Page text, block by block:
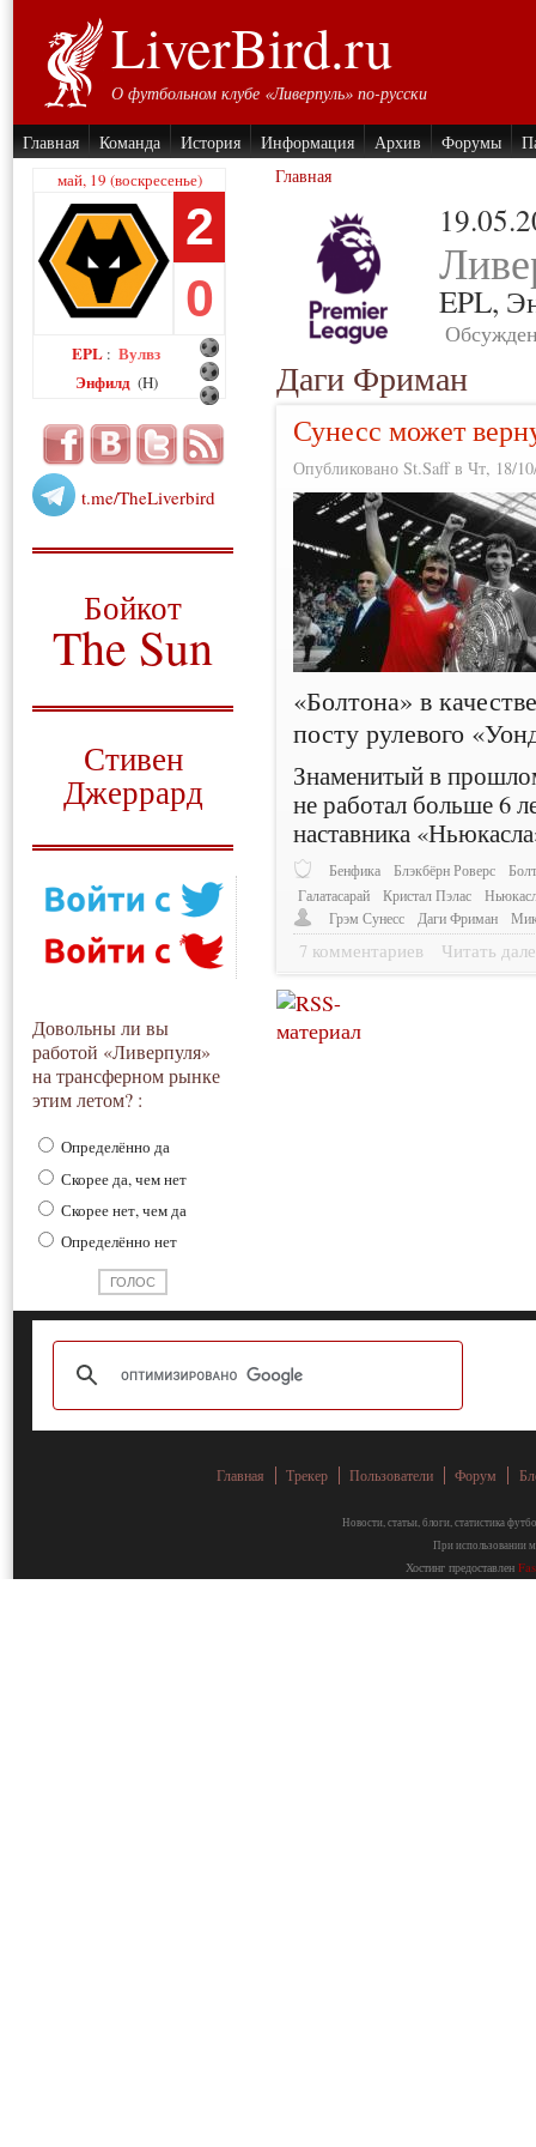
LiverBird.ru
О футбольном клубе «Ливерпуль» по-русски
Главная Команда История Информация Архив Форумы
май, 19 (воскресенье)
2
0
EPL : Вулвз
Энфилд (H)
t.me/TheLiverbird
Бойкот
The Sun
Стивен
Джеррард
Довольны ли вы
работой «Ливерпуля»
на трансферном рынке
этим летом? :
Определённо да
Скорее да, чем нет
Скорее нет, чем да
Определённо нет
Главная
EPL,
Даги Фриман
Сунесс может
Опубликовано St.Saff в Чт, 18/
«Болтона» в
посту рулевого
Знаменитый в
не работал больше 6
наставника
Бенфика Блэкбёрн Роверс
Галатасарай
Кристал Пэлас
Грэм Сунесс
Даги Фриман
7 комментариев Читать
Главная Трекер Пользователи Форум
Новости, статьи, блоги, статистика
При использовании
Хостинг предоставлен